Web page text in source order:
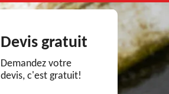
Devis gratuit
Demandez votre
devis, c'est gratuit!